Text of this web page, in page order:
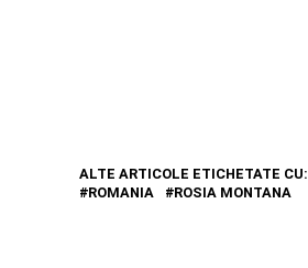
ALTE ARTICOLE ETICHETATE CU:
ROMANIA
ROSIA MONTANA